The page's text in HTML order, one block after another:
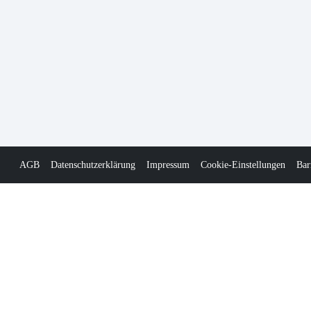
AGB Datenschutzerklärung Impressum Cookie-Einstellungen